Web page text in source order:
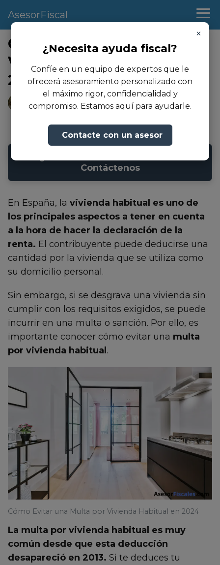
AsesorFiscal
×
¿Necesita ayuda fiscal?
Confíe en un equipo de expertos que le
ofrecerá asesoramiento personalizado con
el máximo rigor, confidencialidad y
compromiso. Estamos aquí para ayudarle.
Contacte con un asesor
Cómo Evitar una Multa por
Vivienda Habitual (Renta
2024 / 2025)
Andrea Martinez
03/10/2023- Actualizado: 23/08/2024
Contáctenos
En España, la vivienda habitual es uno de
los principales aspectos a tener en cuenta
a la hora de hacer la declaración de la
renta. El contribuyente puede deducirse una
cantidad por la vivienda que se utiliza como
su domicilio personal.
Sin embargo, si se desgrava una vivienda sin
cumplir con los requisitos exigidos, se puede
incurrir en una multa o sanción. Por ello, es
importante conocer cómo evitar una multa
por vivienda habitual .
Cómo Evitar una Multa por Vivienda Habitual en 2024
La multa por vivienda habitual es muy
común desde que esta deducción
desapareció en 2013. Si te deduces tu